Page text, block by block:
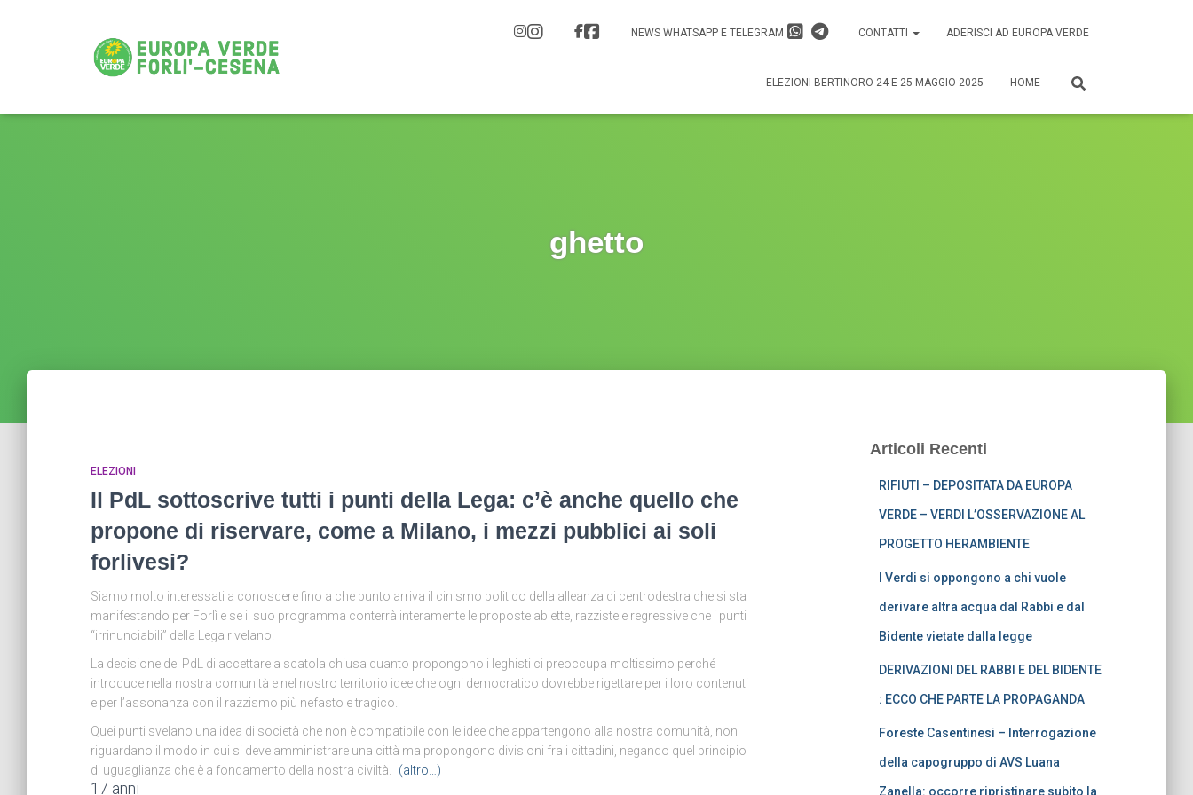
NEWS WHATSAPP E TELEGRAM CONTATTI ADERISCI AD EUROPA VERDE
ELEZIONI BERTINORO 24 E 25 MAGGIO 2025 HOME
ghetto
ELEZIONI
Il PdL sottoscrive tutti i punti della Lega: c’è anche quello che
propone di riservare, come a Milano, i mezzi pubblici ai soli
forlivesi?
Siamo molto interessati a conoscere fino a che punto arriva il cinismo politico della alleanza di centrodestra che si sta
manifestando per Forlì e se il suo programma conterrà interamente le proposte abiette, razziste e regressive che i punti
“irrinunciabili” della Lega rivelano.
La decisione del PdL di accettare a scatola chiusa quanto propongono i leghisti ci preoccupa moltissimo perché
introduce nella nostra comunità e nel nostro territorio idee che ogni democratico dovrebbe rigettare per i loro contenuti
e per l’assonanza con il razzismo più nefasto e tragico.
Quei punti svelano una idea di società che non è compatibile con le idee che appartengono alla nostra comunità, non
riguardano il modo in cui si deve amministrare una città ma propongono divisioni fra i cittadini, negando quel principio
di uguaglianza che è a fondamento della nostra civiltà.
(altro…)
17 anni
Articoli Recenti
RIFIUTI – DEPOSITATA DA EUROPA
VERDE – VERDI L’OSSERVAZIONE AL
PROGETTO HERAMBIENTE
I Verdi si oppongono a chi vuole
derivare altra acqua dal Rabbi e dal
Bidente vietate dalla legge
DERIVAZIONI DEL RABBI E DEL BIDENTE
: ECCO CHE PARTE LA PROPAGANDA
Foreste Casentinesi – Interrogazione
della capogruppo di AVS Luana
Zanella: occorre ripristinare subito la